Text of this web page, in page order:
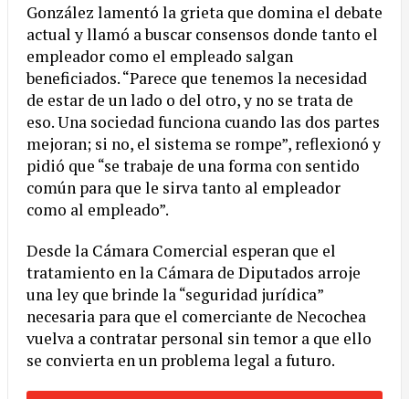
González lamentó la grieta que domina el debate
actual y llamó a buscar consensos donde tanto el
empleador como el empleado salgan
beneficiados. “Parece que tenemos la necesidad
de estar de un lado o del otro, y no se trata de
eso. Una sociedad funciona cuando las dos partes
mejoran; si no, el sistema se rompe”, reflexionó y
pidió que “se trabaje de una forma con sentido
común para que le sirva tanto al empleador
como al empleado”.
Desde la Cámara Comercial esperan que el
tratamiento en la Cámara de Diputados arroje
una ley que brinde la “seguridad jurídica”
necesaria para que el comerciante de Necochea
vuelva a contratar personal sin temor a que ello
se convierta en un problema legal a futuro.